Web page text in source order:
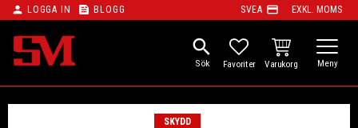
Meny
person LOGGA IN feed BLOGG SVEA payment EXKL. MOMS
search
FAVORITER
KUNDVAGN
SKYDD